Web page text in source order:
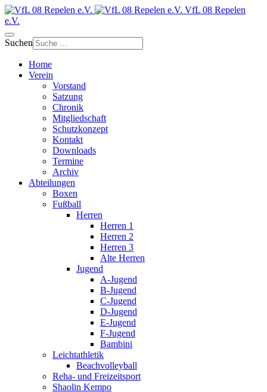
VfL 08 Repelen
e.V.
Suchen
Home
Verein
Vorstand
Satzung
Chronik
Mitgliedschaft
Schutzkonzept
Kontakt
Downloads
Termine
Archiv
Abteilungen
Boxen
Fußball
Herren
Herren 1
Herren 2
Herren 3
Alte Herren
Jugend
A-Jugend
B-Jugend
C-Jugend
D-Jugend
E-Jugend
F-Jugend
Bambini
Leichtathletik
Beachvolleyball
Reha- und Freizeitsport
Shaolin Kempo